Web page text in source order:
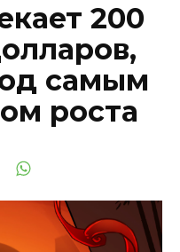
200
самым
роста